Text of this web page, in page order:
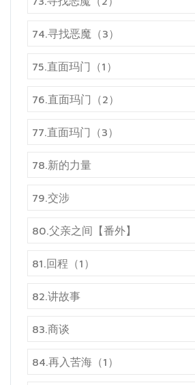
74.寻找恶魔（3）
75.直面玛门（1）
76.直面玛门（2）
77.直面玛门（3）
78.新的力量
79.交涉
80.父亲之间【番外】
81.回程（1）
82.讲故事
83.商谈
84.再入苦海（1）